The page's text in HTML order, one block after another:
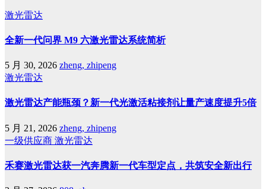
激光雷达
全新一代问界 M9 六激光雷达系统简析
5 月 30, 2026 zheng, zhipeng
激光雷达
激光雷达产能瓶颈？新一代光激活粘接剂让量产速度提升5倍
5 月 21, 2026 zheng, zhipeng
一级供应商 激光雷达
禾赛激光雷达获一汽奔腾新一代车型定点，共筑安全新出行